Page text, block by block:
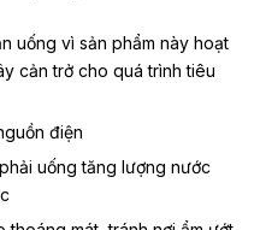
uống vì sản phẩm này hoạt
cản trở cho quá trình tiêu
điện
uống tăng lượng nước